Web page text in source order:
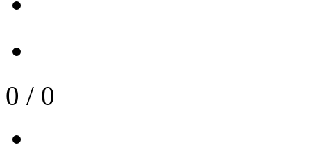
0 / 0